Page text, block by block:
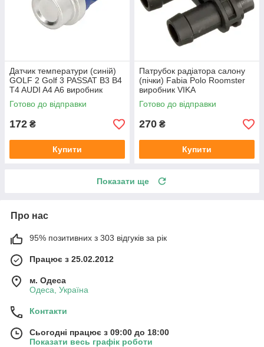
Датчик температури (синій)
GOLF 2 Golf 3 PASSAT B3 B4
T4 AUDI A4 A6 виробник
Topran Німеччина
Готово до відправки
172 ₴
Купити
Патрубок радіатора салону
(пічки) Fabia Polo Roomster
виробник VIKA
Готово до відправки
270 ₴
Купити
Показати ще
Про нас
95% позитивних з 303 відгуків за рік
Працює з 25.02.2012
м. Одеса
Одеса, Україна
Контакти
Сьогодні працює з 09:00 до 18:00
Показати весь графік роботи